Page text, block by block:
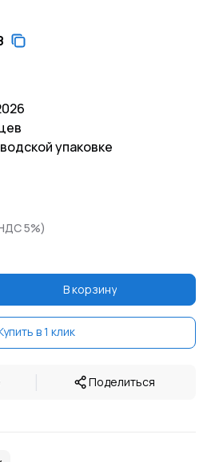
упаковке
5%)
В корзину
в 1 клик
| Поделиться